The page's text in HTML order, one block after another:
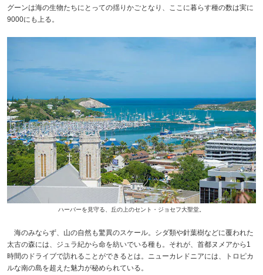
グーンは海の生物たちにとっての揺りかごとなり、ここに暮らす種の数は実に
9000にも上る。
ハーバーを見守る、丘の上のセント・ジョセフ大聖堂。
海のみならず、山の自然も驚異のスケール。シダ類や針葉樹などに覆われた
太古の森には、ジュラ紀から命を紡いでいる種も。それが、首都ヌメアから1
時間のドライブで訪れることができるとは。ニューカレドニアには、トロピカ
ルな南の島を超えた魅力が秘められている。